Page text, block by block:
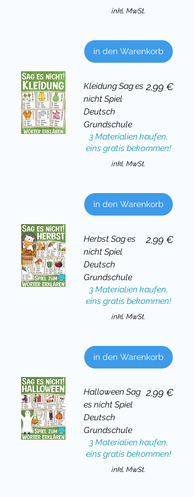
inkl. MwSt.
in den Warenkorb
Kleidung Sag es
nicht Spiel
Deutsch
Grundschule
Preis
2,99 €
3 Materialien kaufen,
eins gratis bekommen!
inkl. MwSt.
in den Warenkorb
Herbst Sag es
nicht Spiel
Deutsch
Grundschule
Preis
2,99 €
3 Materialien kaufen,
eins gratis bekommen!
inkl. MwSt.
in den Warenkorb
Halloween Sag
es nicht Spiel
Deutsch
Grundschule
Preis
2,99 €
3 Materialien kaufen,
eins gratis bekommen!
inkl. MwSt.